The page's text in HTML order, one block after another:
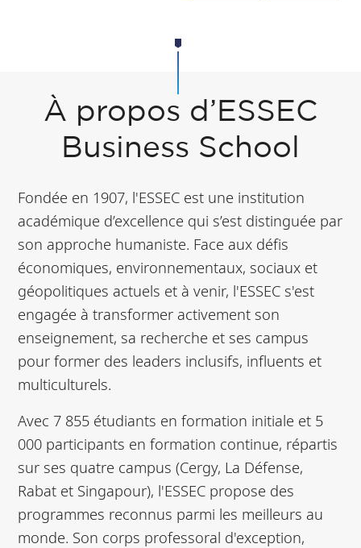
À propos d’ESSEC
Business School
Fondée en 1907, l'ESSEC est une institution
académique d’excellence qui s’est distinguée par
son approche humaniste. Face aux défis
économiques, environnementaux, sociaux et
géopolitiques actuels et à venir, l'ESSEC s'est
engagée à transformer activement son
enseignement, sa recherche et ses campus
pour former des leaders inclusifs, influents et
multiculturels.
Avec 7 855 étudiants en formation initiale et 5
000 participants en formation continue, répartis
sur ses quatre campus (Cergy, La Défense,
Rabat et Singapour), l'ESSEC propose des
programmes reconnus parmi les meilleurs au
monde. Son corps professoral d'exception,